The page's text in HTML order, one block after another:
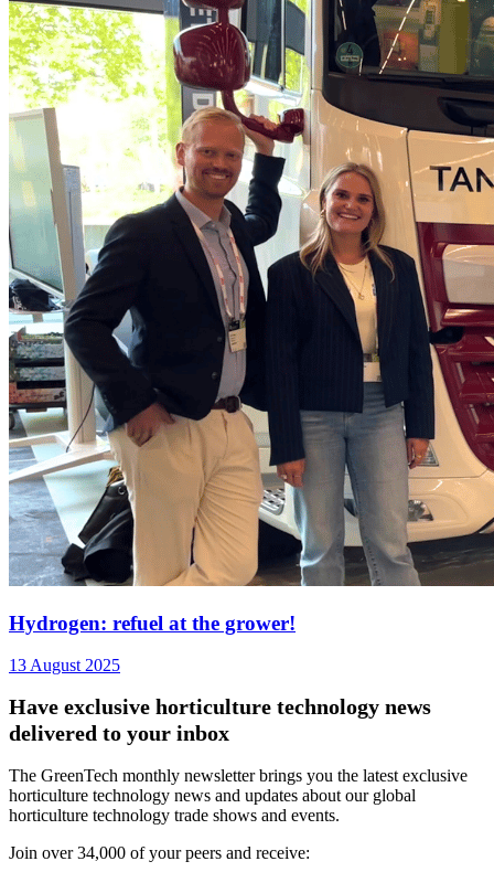
Hydrogen: refuel at the grower!
13 August 2025
Have exclusive horticulture technology news
delivered to your inbox
The GreenTech monthly newsletter brings you the latest exclusive
horticulture technology news and updates about our global
horticulture technology trade shows and events.
Join over 34,000 of your peers and receive: